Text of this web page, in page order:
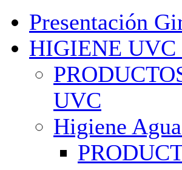
Presentación
HIGIENE
UVC
Higiene